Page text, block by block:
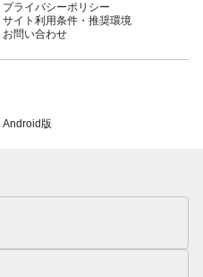
プライバシーポリシー
サイト利用条件・推奨環境
お問い合わせ
Android版